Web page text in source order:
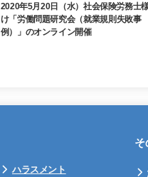
2020年5月20日（水）社会保険労務士
け「労働問題研究会（就業規則失敗事
例）」のオンライン開催
ハラスメント
そ